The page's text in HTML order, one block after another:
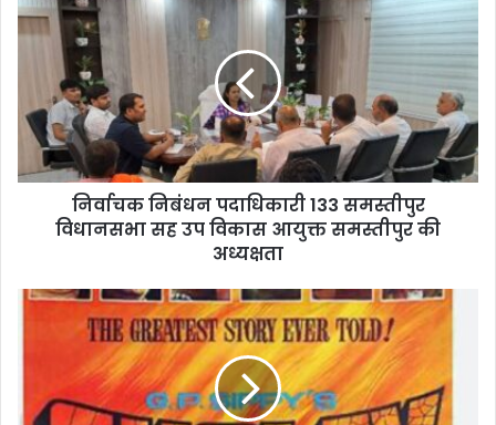
निबंधन
पदाधिकारी
समस्तीपुर
विधानसभा
सह
विकास
समस्तीपुर
निर्वाचक निबंधन पदाधिकारी 133 समस्तीपुर
विधानसभा सह उप विकास आयुक्त समस्तीपुर की
अध्यक्षता
‘शोले’
ऐसी